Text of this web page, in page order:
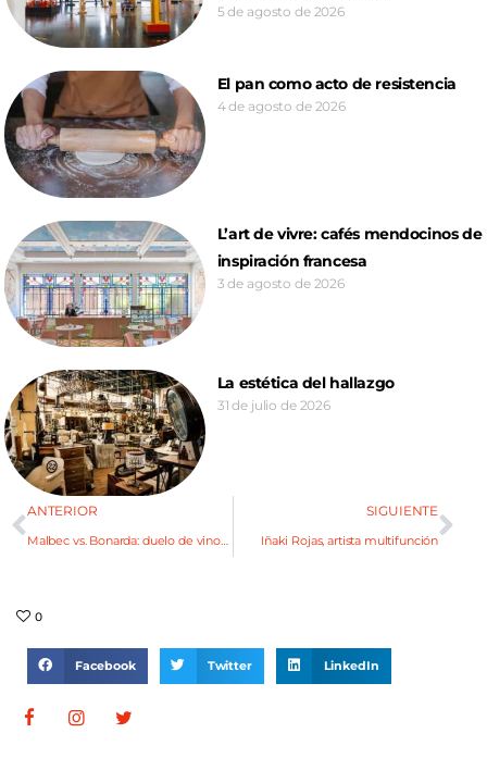
5 de agosto de 2026
El pan como acto de resistencia
4 de agosto de 2026
L’art de vivre: cafés mendocinos de
inspiración francesa
3 de agosto de 2026
La estética del hallazgo
31 de julio de 2026
ANTERIOR
Malbec vs. Bonarda: duelo de vinos mendocinos
SIGUIENTE
Iñaki Rojas, artista multifunción
0
Facebook Twitter LinkedIn